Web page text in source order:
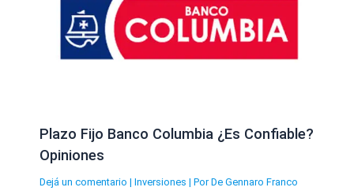
Plazo Fijo Banco Columbia ¿Es Confiable?
Opiniones
Dejá un comentario | Inversiones | Por De Gennaro Franco